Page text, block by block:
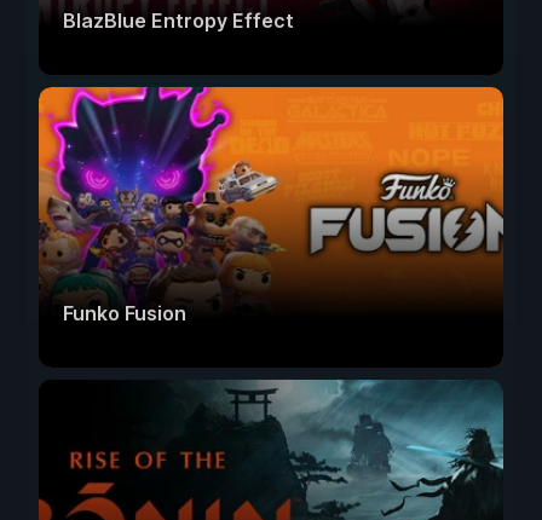
BlazBlue Entropy Effect
Funko Fusion